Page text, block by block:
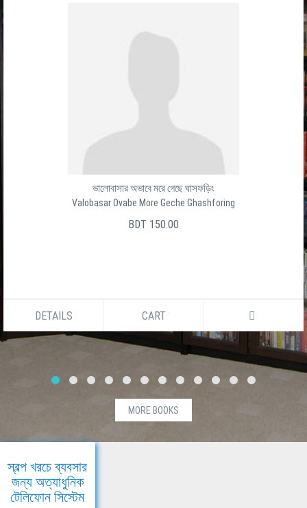
ভালোবাসার অভাবে মরে গেছে ঘাসফড়িং
Valobasar Ovabe More Geche Ghashforing
BDT 150.00
DETAILS CART
MORE BOOKS
স্বল্প খরচে ব্যবসার
জন্য অত্যাধুনিক
টেলিফোন সিস্টেম